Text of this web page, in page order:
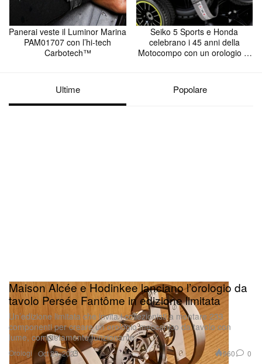
Panerai veste il Luminor Marina
PAM01707 con l’hi-tech
Carbotech™
Seiko 5 Sports e Honda
celebrano i 45 anni della
Motocompo con un orologio in
Ultime Popolare
Orologi
Maison Alcée e Hodinkee lanciano l’orologio da
tavolo Persée Fantôme in edizione limitata
Un’edizione limitata che invita i collezionisti a montare 233
componenti per creare un orologio meccanico da tavolo con
lume, completamente funzionante.
Oct 23, 2025 960 0